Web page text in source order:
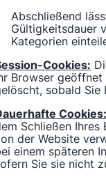
Abschließend
Gültigkeitsdauer
Kategorien
Cookies:
Browser
sobald Sie
Cookies:
Schließen Ihres
der Website
einem späteren
Sie sie nicht